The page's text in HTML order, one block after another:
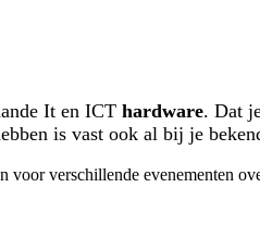
It en ICT hardware. Dat
is vast ook al bij je
verschillende evenementen